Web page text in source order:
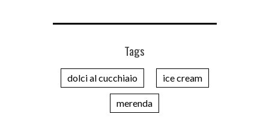
Tags
dolci al cucchiaio ice cream
merenda